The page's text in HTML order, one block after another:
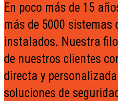
En poco más de 15
más de 5000 sistemas
instalados. Nuestra
de nuestros clientes
directa y
soluciones de